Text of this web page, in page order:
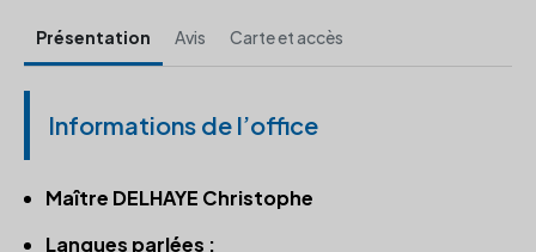
Présentation Avis Carte et accès
Informations de l’office
Maître DELHAYE Christophe
Langues parlées :